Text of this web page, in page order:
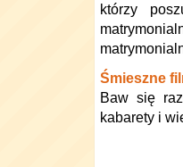
którzy
Śmieszne
Baw się
kabarety i